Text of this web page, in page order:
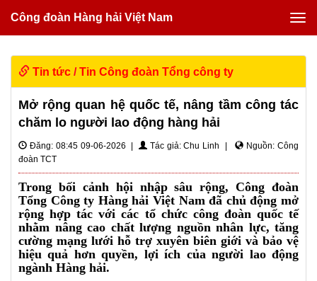
Công đoàn Hàng hải Việt Nam
Tin tức /Tin Công đoàn Tổng công ty
Mở rộng quan hệ quốc tế, nâng tầm công tác
chăm lo người lao động hàng hải
Đăng: 08:45 09-06-2026 | Tác giả: Chu Linh |
Nguồn: Công
đoàn TCT
Trong bối cảnh hội nhập sâu rộng, Công đoàn
Tổng Công ty Hàng hải Việt Nam đã chủ động mở
rộng hợp tác với các tổ chức công đoàn quốc tế
nhằm nâng cao chất lượng nguồn nhân lực, tăng
cường mạng lưới hỗ trợ xuyên biên giới và bảo vệ
hiệu quả hơn quyền, lợi ích của người lao động
ngành Hàng hải.